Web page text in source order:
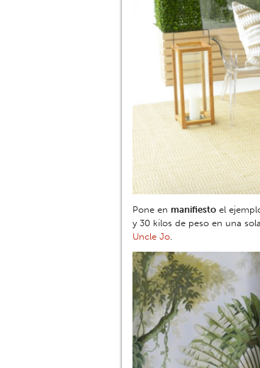
Pone en manifiesto el
y 30 kilos de peso en una sola
Uncle Jo